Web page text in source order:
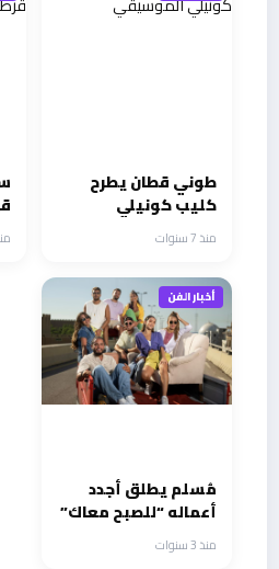
طوني قطان يطرح
كليب كونيلي
الموسيقيمنذ 7 سنوات منذ
أخبار الفن
مُسلم يطلق أجدد
أعماله “للصبح معاك”
منذ 3 سنوات